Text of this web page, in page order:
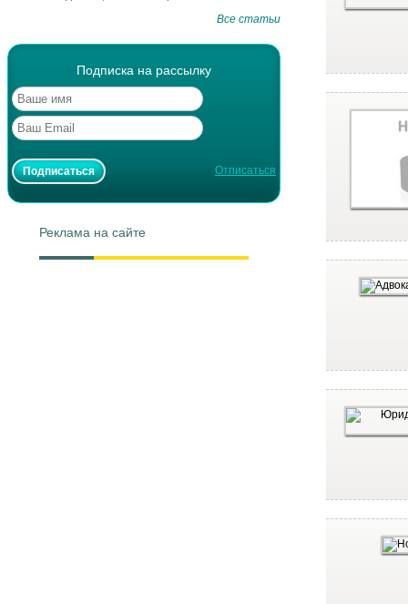
Все статьи
Подписка на рассылку
Отписаться
Реклама на сайте